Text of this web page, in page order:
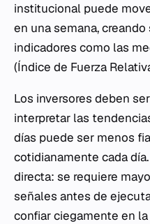
institucional puede
en una semana,
indicadores como las
(Índice de Fuerza
Los inversores deben
interpretar las
días puede ser menos
cotidianamente cada
directa: se requiere
señales antes de
confiar ciegamente en